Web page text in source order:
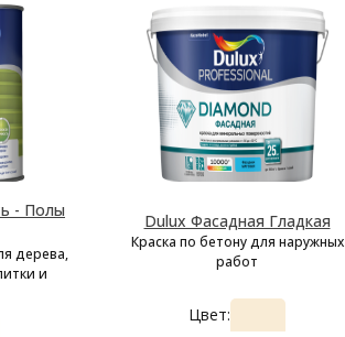
- Полы
дерева,
и
Dulux Фасадная Гладкая
Краска по бетону для наружных
работ
Цвет: